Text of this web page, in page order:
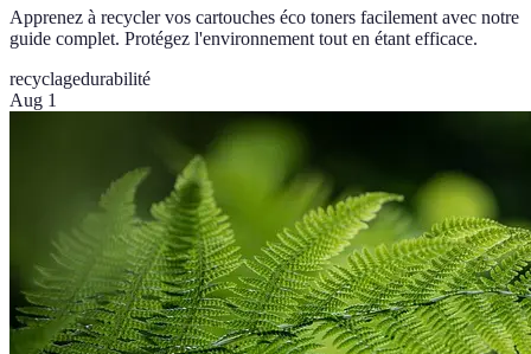
Apprenez à recycler vos cartouches éco toners facilement avec notre
guide complet. Protégez l'environnement tout en étant efficace.
recyclagedurabilité
Aug 1